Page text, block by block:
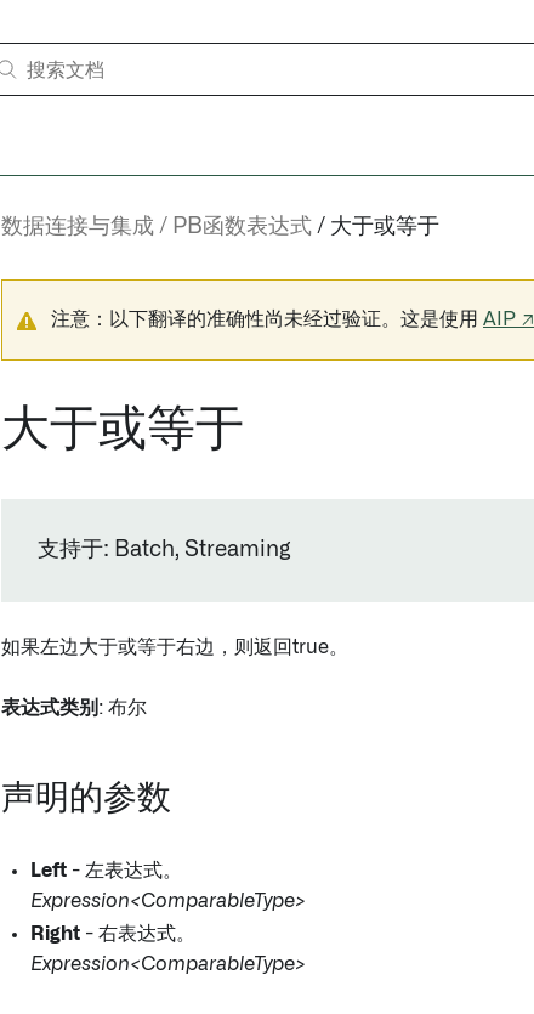
数据连接与集成 PB函数表达式 大于或等于
注意：以下翻译的准确性尚未经过验证。这是使用 AIP ↗
大于或等于
支持于: Batch, Streaming
如果左边大于或等于右边，则返回true。
表达式类别 : 布尔
声明的参数
Left - 左表达式。
Expression<ComparableType>
Right - 右表达式。
Expression<ComparableType>